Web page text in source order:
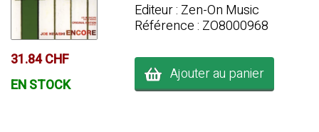
31.84 CHF
EN STOCK
Editeur : Zen-On Music
Référence : ZO8000968
Ajouter au panier